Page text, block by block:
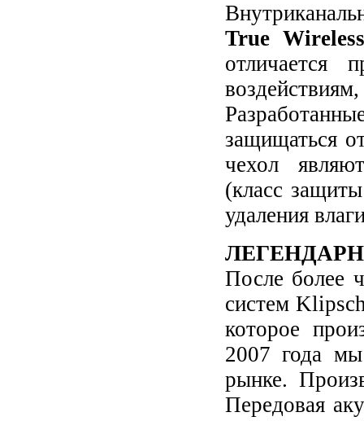
True
отличается
защищаться
чехол
(класс
удаления
После более
систем
которое
2007 года
рынке.
Передовая